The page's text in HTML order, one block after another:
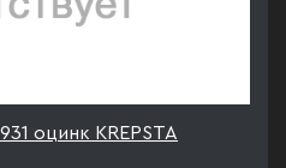
оцинк KREPSTA